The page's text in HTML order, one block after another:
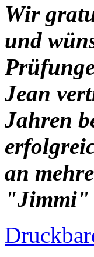
Wir
und
Jean
Jahren
an